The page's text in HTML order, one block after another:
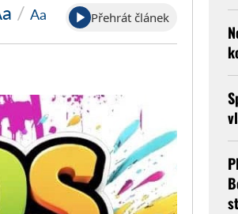
/ Aa Přehrát článek